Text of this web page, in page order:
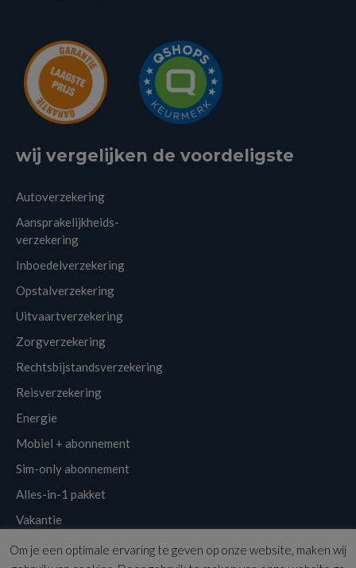
wij vergelijken de voordeligste
Autoverzekering
Aansprakelijkheids-
verzekering
Inboedelverzekering
Opstalverzekering
Uitvaartverzekering
Zorgverzekering
Rechtsbijstandsverzekering
Reisverzekering
Energie
Mobiel + abonnement
Sim-only abonnement
Alles-in-1 pakket
Vakantie
Klantenservice Links Disclaimer Sitemap
Om je een optimale ervaring te geven op onze website, maken wij